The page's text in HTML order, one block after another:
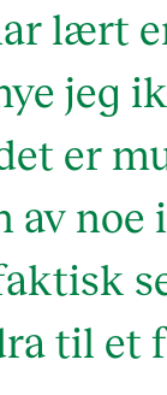
lært
jeg
er
av noe
til et